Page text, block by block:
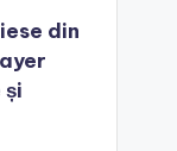
din
și